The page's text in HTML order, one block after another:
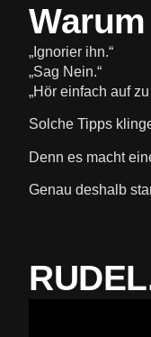
„Ignorier ihn.“
„Sag Nein.“
„Hör einfach auf
Solche Tipps
Denn es macht
Genau deshalb